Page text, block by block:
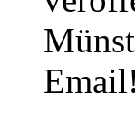
Email!